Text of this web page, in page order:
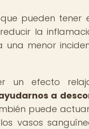
pueden tener
la
una menor
un efecto
a
puede
vasos